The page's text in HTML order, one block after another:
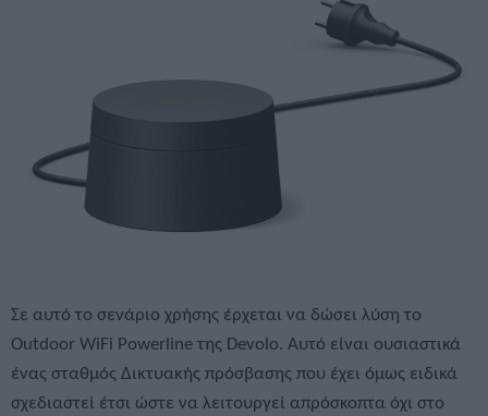
Σε αυτό το σενάριο χρήσης έρχεται να δώσει λύση το
Outdoor WiFi Powerline της Devolo. Αυτό είναι ουσιαστικά
ένας σταθμός Δικτυακής πρόσβασης που έχει όμως ειδικά
σχεδιαστεί έτσι ώστε να λειτουργεί απρόσκοπτα όχι στο